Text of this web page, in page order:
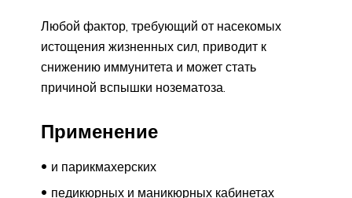
Любой фактор, требующий от насекомых
истощения жизненных сил, приводит к
снижению иммунитета и может стать
причиной вспышки нозематоза.
Применение
и парикмахерских
педикюрных и маникюрных кабинетах